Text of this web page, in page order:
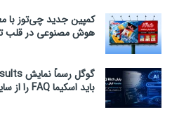
هوش مصنوعی در قلب
باید اسکیما FAQ را از سایت حذف کنید؟